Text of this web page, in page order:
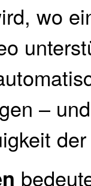
wo
–